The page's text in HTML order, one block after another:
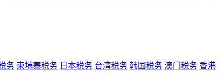
务 柬埔寨税务 日本税务 台湾税务 韩国税务 澳门税务 香港